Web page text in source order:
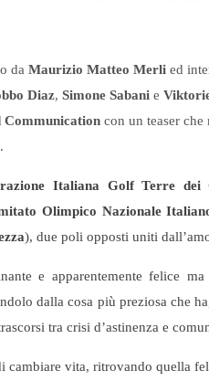
da Maurizio Matteo Merlied
Diaz, Simone Sabanie
Communicationcon un teaser che
Italiana Golf Terre dei
Olimpico Nazionale
), due poli opposti uniti
e apparentemente felice
dalla cosa più preziosa che
tra crisi d’astinenza e
cambiare vita, ritrovando quella